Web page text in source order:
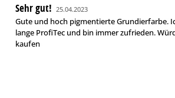
Sehr gut! 25.04.2023
Gute und hoch pigmentierte Grundierfarbe.
lange ProfiTec und bin immer zufrieden.
kaufen